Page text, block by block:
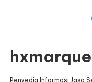
Penyedia Informasi Jasa